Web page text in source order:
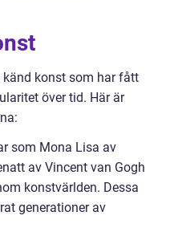
känd konst som har fått
över tid. Här är
som Mona Lisa av
av Vincent van Gogh
konstvärlden. Dessa
generationer av